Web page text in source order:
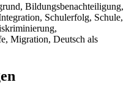
Bildungsbenachteiligung,
Schulerfolg, Schule,
Migration, Deutsch als